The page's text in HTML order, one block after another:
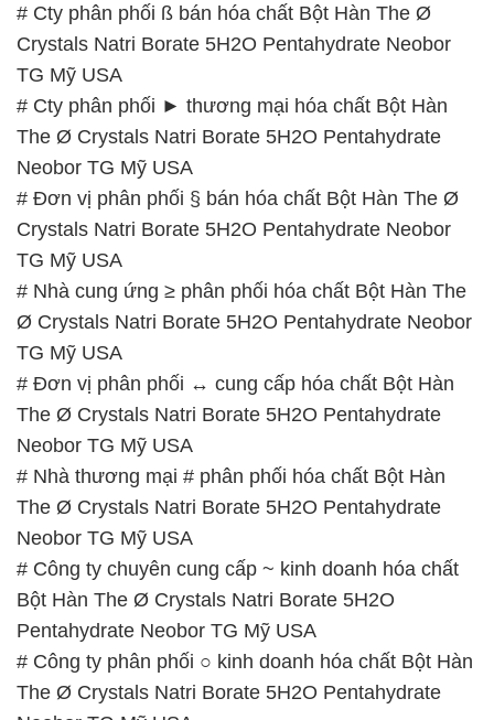
# Cty phân phối ß bán hóa chất Bột Hàn The Ø
Crystals Natri Borate 5H2O Pentahydrate Neobor
TG Mỹ USA
# Cty phân phối ► thương mại hóa chất Bột Hàn
The Ø Crystals Natri Borate 5H2O Pentahydrate
Neobor TG Mỹ USA
# Đơn vị phân phối § bán hóa chất Bột Hàn The Ø
Crystals Natri Borate 5H2O Pentahydrate Neobor
TG Mỹ USA
# Nhà cung ứng ≥ phân phối hóa chất Bột Hàn The
Ø Crystals Natri Borate 5H2O Pentahydrate Neobor
TG Mỹ USA
# Đơn vị phân phối ↔ cung cấp hóa chất Bột Hàn
The Ø Crystals Natri Borate 5H2O Pentahydrate
Neobor TG Mỹ USA
# Nhà thương mại # phân phối hóa chất Bột Hàn
The Ø Crystals Natri Borate 5H2O Pentahydrate
Neobor TG Mỹ USA
# Công ty chuyên cung cấp ~ kinh doanh hóa chất
Bột Hàn The Ø Crystals Natri Borate 5H2O
Pentahydrate Neobor TG Mỹ USA
# Công ty phân phối ○ kinh doanh hóa chất Bột Hàn
The Ø Crystals Natri Borate 5H2O Pentahydrate